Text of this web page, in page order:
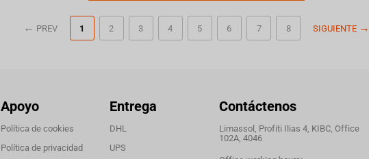
PREV 1 2 3 4 5 6 7 8 SIGUIENTE
Apoyo
Política de cookies
Política de privacidad
Entrega
DHL
UPS
Contáctenos
Limassol, Profiti Ilias 4, KIBC, Office
102A, 4046